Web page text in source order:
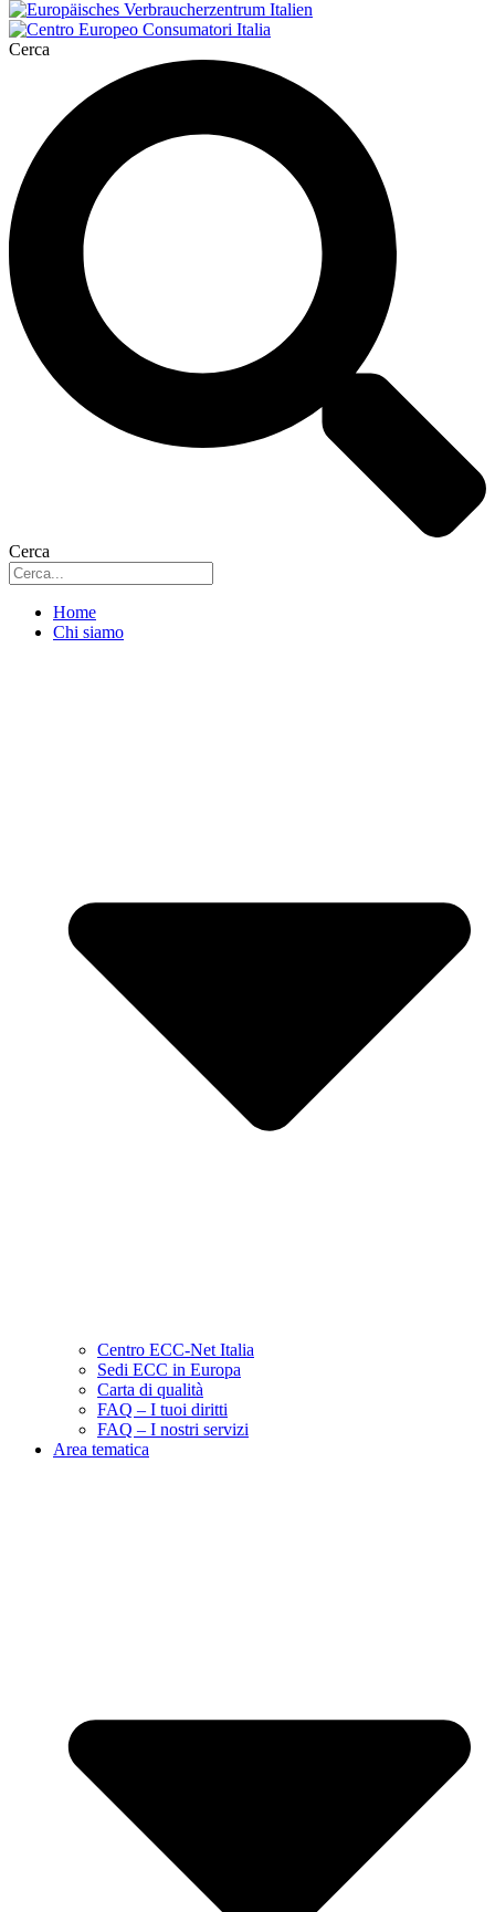
Cerca
Cerca
Home
Chi siamo
Centro ECC-Net Italia
Sedi ECC in Europa
Carta di qualità
FAQ – I tuoi diritti
FAQ – I nostri servizi
Area tematica